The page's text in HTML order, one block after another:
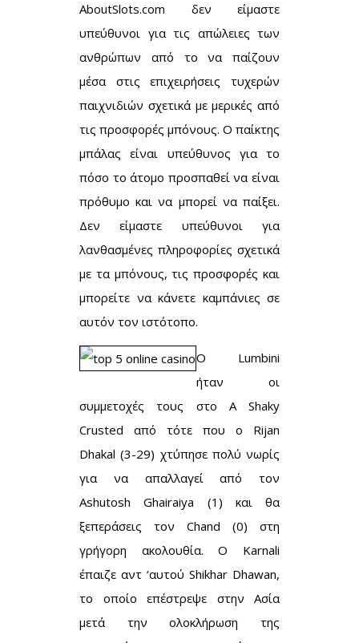
AboutSlots.com δεν είμαστε
υπεύθυνοι για τις απώλειες των
ανθρώπων από το να παίζουν
μέσα στις επιχειρήσεις τυχερών
παιχνιδιών σχετικά με μερικές από
τις προσφορές μπόνους. Ο παίκτης
μπάλας είναι υπεύθυνος για το
πόσο το άτομο προσπαθεί να είναι
πρόθυμο και να μπορεί να παίξει.
Δεν είμαστε υπεύθυνοι για
λανθασμένες πληροφορίες σχετικά
με τα μπόνους, τις προσφορές και
μπορείτε να κάνετε καμπάνιες σε
αυτόν τον ιστότοπο.
Ο Lumbini
ήταν οι
συμμετοχές τους στο A Shaky
Crusted από τότε που ο Rijan
Dhakal (3-29) χτύπησε πολύ νωρίς
για να απαλλαγεί από τον
Ashutosh Ghairaiya (1) και θα
ξεπεράσεις τον Chand (0) στη
γρήγορη ακολουθία. Ο Karnali
έπαιζε αντ ‘αυτού Shikhar Dhawan,
το οποίο επέστρεψε στην Ασία
μετά την ολοκλήρωση της